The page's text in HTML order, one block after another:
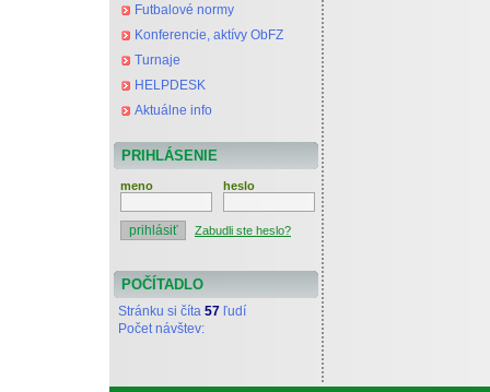
Futbalové normy
Konferencie, aktívy ObFZ
Turnaje
HELPDESK
Aktuálne info
PRIHLÁSENIE
meno heslo
Zabudli ste heslo?
POČÍTADLO
Stránku si číta 57 ľudí
Počet návštev: